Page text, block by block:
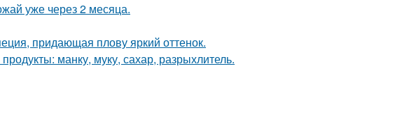
уже через 2 месяца.
придающая плову яркий оттенок.
манку, муку, сахар, разрыхлитель.